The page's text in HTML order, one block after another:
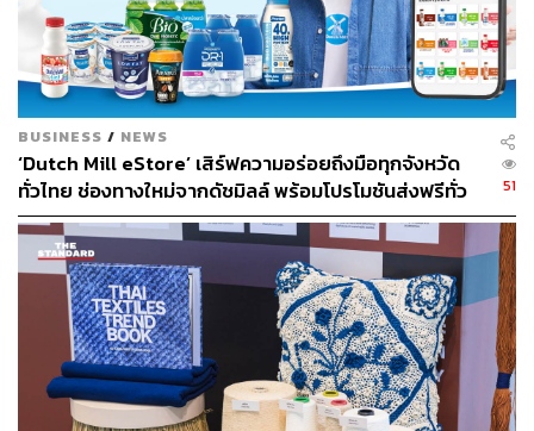
มากประสบการณ์ ทีมฉีด #เมิร์ซ เอสเธติกส์ กลุ่มแพทย์ที่เป็น
เหมือนหัวใจ และเครือข่ายของวงการความงามจากทั่ว
ประเทศ ร่วมกันถ่ายทอดการดูแลทุกใบหน้าด้วยความ
ประณีต ให้ออกมาเป็นงานศิลป์ที่ได้มาตรฐานปลอดภัย และ
สามารถสร้างความภูมิใจได้ทั้งตัวแพทย์ คนไข้ และแบรนด์
เบื้องหลังการรังสรรค์ความงามระดับผลงานชิ้นเอก คือความ
มากฝีมือ และความตั้งใจอันแน่วแน่ ของทีมฉีด #เมิร์ซเอสเธ
ติกส์ ด้วยมือที่พร้อมจะเปลี่ยนให้ความงาม กลายเป็นความ
มั่นใจ “ IN OUR HANDS, BEAUTY BECOMES
CONFIDENCE” และการประดับให้ทุกชีวิตเต็มไปด้วยความ
งามที่ยั่งยืน “LIVE A BETTER LOOK”
Unlock Business Success
BUSINESS / NEWS
‘Dutch Mill eStore’ เสิร์ฟความอร่อยถึงมือทุกจังหวัด
ทั่วไทย ช่องทางใหม่จากดัชมิลล์ พร้อมโปรโมชันส่งฟรีทั่ว
ประเทศ ส่งไว สั่งก่อนเที่ยง ได้ของวันถัดไป ส่งสินค้าแบบ
เย็นตรงจากโรงงาน [ADVERTORIAL]
51